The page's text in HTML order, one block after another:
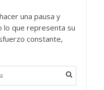
una pausa y
que representa su
constante,